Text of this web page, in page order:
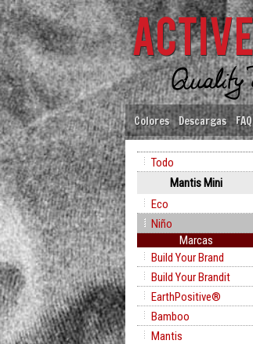
Colores Descargas FAQ
Todo
Mantis Mini
Eco
Niño
Marcas
Build Your Brand
Build Your Brandit
EarthPositive®
Bamboo
Mantis